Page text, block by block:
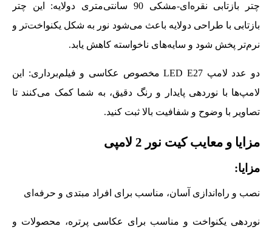
چتر بازتابی نقره‌ای-مشکی 90 سانتی‌متری دولایه: این چتر
بازتابی با طراحی دولایه باعث می‌شود نور به شکل یکنواخت‌تر و
نرم‌تر پخش شود و سایه‌های ناخواسته کاهش یابد.
دو عدد لامپ LED E27 مخصوص عکاسی و فیلم‌برداری: این
لامپ‌ها با نوردهی پایدار و رنگ دقیق، به شما کمک می‌کنند تا
تصاویر با وضوح و شفافیت بالا ثبت کنید.
مزایا و معایب کیت نور 2 لامپی
مزایا:
نصب و راه‌اندازی آسان، مناسب برای افراد مبتدی و حرفه‌ای
نوردهی یکنواخت و مناسب برای عکاسی پرتره، محصولات و